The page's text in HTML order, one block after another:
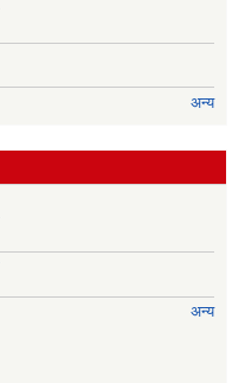
अन्य
अन्य